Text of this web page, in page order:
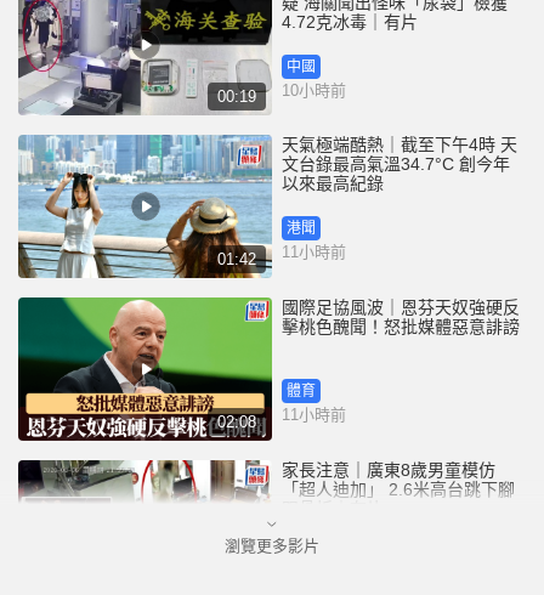
00:19
4.72克冰毒｜有片
中國
10小時前
01:42
天氣極端酷熱｜截至下午4時 天
文台錄最高氣溫34.7°C 創今年
以來最高紀錄
港聞
11小時前
02:08
國際足協風波｜恩芬天奴強硬反
擊桃色醜聞！怒批媒體惡意誹謗
體育
11小時前
家長注意｜廣東8歲男童模仿
「超人迪加」 2.6米高台跳下腳
中國
瀏覽更多影片